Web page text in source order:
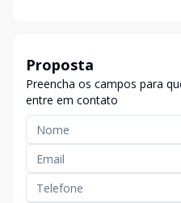
Proposta
Preencha os campos para
entre em contato